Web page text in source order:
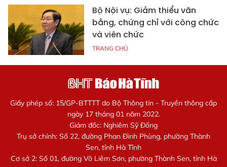
Bộ Nội vụ: Giảm thiểu văn
bằng, chứng chỉ với công chức
và viên chức
TRANG CHỦ
Giấy phép số: 15/GP-BTTTT do Bộ Thông tin - Truyền thông cấp
ngày 17 tháng 01 năm 2022.
Giám đốc: Nghiêm Sỹ Đống
Trụ sở chính: Số 22, đường Phan Đình Phùng, phường Thành
Sen, tỉnh Hà Tĩnh
Cơ sở 2: Số 01, đường Võ Liêm Sơn, phường Thành Sen, tỉnh Hà